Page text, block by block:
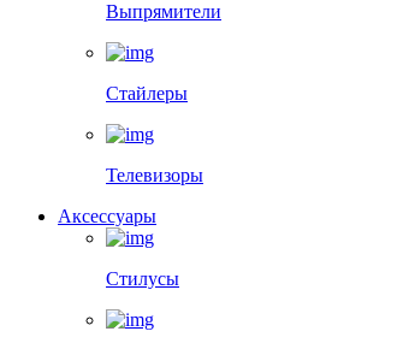
Выпрямители
Стайлеры
Телевизоры
Аксессуары
Стилусы